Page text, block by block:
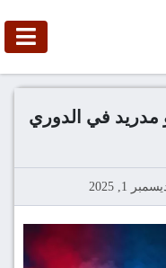
مدريد في الدوري
1, 2025